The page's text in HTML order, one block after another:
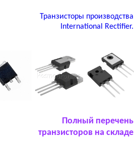
Транзисторы производства
International Rectifier.
Полный перечень
транзисторов на складе